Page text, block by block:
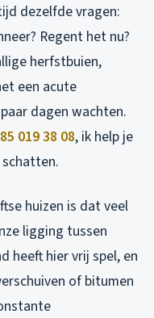
dezelfde vragen:
Regent het nu?
herfstbuien,
een acute
dagen wachten.
019 38 08, ik help je
huizen is dat veel
ligging tussen
heeft hier vrij spel, en
of bitumen